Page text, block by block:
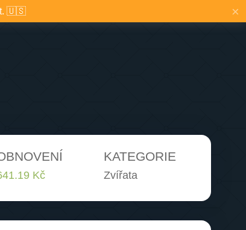
🇺🇸 ×
Kč
KATEGORIE
Zvířata